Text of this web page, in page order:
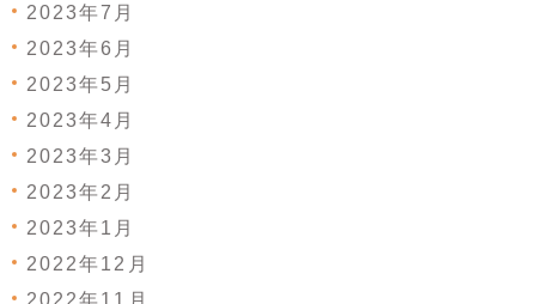
2023年7月
2023年6月
2023年5月
2023年4月
2023年3月
2023年2月
2023年1月
2022年12月
2022年11月